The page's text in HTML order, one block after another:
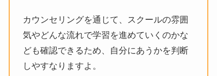
カウンセリングを通じて、スクールの雰囲
気やどんな流れで学習を進めていくのかな
ども確認できるため、自分にあうかを判断
しやすなりますよ。